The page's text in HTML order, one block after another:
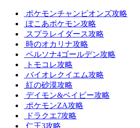
ポケモンチャンピオンズ攻略
ぽこあポケモン攻略
スプラレイダース攻略
時のオカリナ攻略
ペルソナ4ゴールデン攻略
トモコレ攻略
バイオレクイエム攻略
紅の砂漠攻略
デイモン&ベイビー攻略
ポケモンZA攻略
ドラクエ7攻略
仁王3攻略